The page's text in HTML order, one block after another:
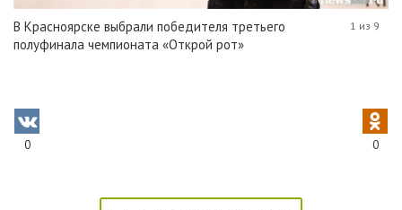
В Красноярске выбрали победителя третьего
полуфинала чемпионата «Открой рот»
1 из 9
0 0